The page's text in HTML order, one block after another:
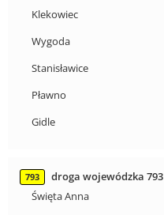
Klekowiec
Wygoda
Stanisławice
Pławno
Gidle
793
droga wojewódzka 793
Święta Anna